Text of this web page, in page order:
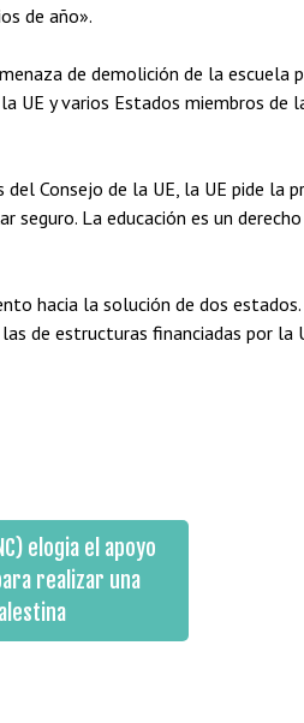
de año».
de demolición de la
UE y varios Estados miembros
Consejo de la UE, la UE pide la
seguro. La educación es un
hacia la solución de dos
de estructuras financiadas por
elogia el apoyo
realizar una